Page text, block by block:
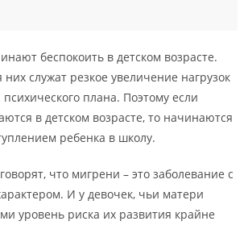
беспокоить в детском возрасте.
служат резкое увеличение нагрузок
плана. Поэтому если
в детском возрасте, то начинаются
ребенка в школу.
что мигрени – это заболевание с
И у девочек, чьи матери
уровень риска их развития крайне